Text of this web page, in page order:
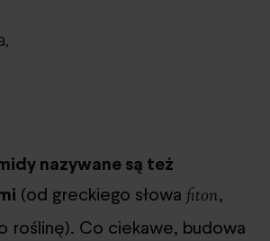
nazywane są też
(od greckiego słowa fiton,
roślinę). Co ciekawe, budowa